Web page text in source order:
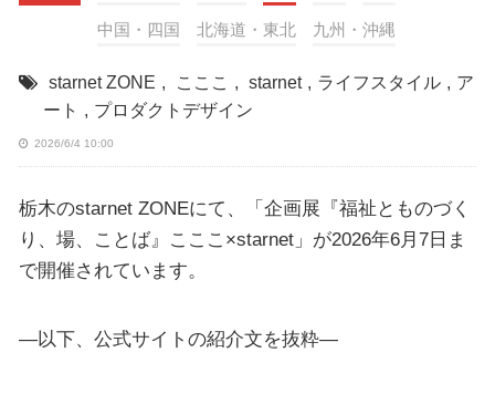
中国・四国 北海道・東北 九州・沖縄
starnet ZONE , こここ , starnet , ライフスタイル , ア
ート , プロダクトデザイン
2026/6/4 10:00
栃木のstarnet ZONEにて、「企画展『福祉とものづく
り、場、ことば』こここ×starnet」が2026年6月7日ま
で開催されています。
—以下、公式サイトの紹介文を抜粋—